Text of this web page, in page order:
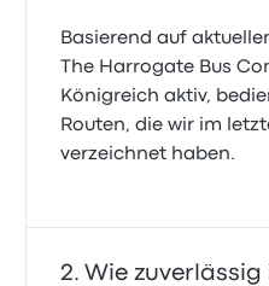
Basierend auf
The Harrogate Bus
Königreich aktiv,
Routen, die wir im
verzeichnet haben.
Wie